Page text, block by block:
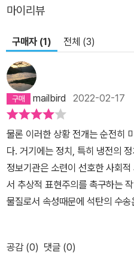
들과의 유대 관계를 재발견하게
도 유구한 전망을 달라진 예술과
이 책은 그런 미래 세대의 출현
념이란 상상하기 어렵다. 그리고
하게 다루어야 할 기준이라면, 기
의미를 지니는지 고려하는 것은
가와 예술가들이 직면한 문제는
아니다. 그 상당수는 좀더 넓은
리의 관례나 방식과도 관련이 있
축 추세가 심지어 탄소 배출량이
로 장식한 으리으리한 고층 빌딩
도에 의해 충족되는 욕구 유형이
인 내가 등장인물을 묘사하는 요
마이리뷰
구매자 (1) 전체 (3)
mailbird 2022-02-17
물론 이러한 상황 전개는 순전히
다. 거기에는 정치, 특히 냉전의
정보기관은 소련이 선호한 사회
서 추상적 표현주의를 촉구하는
물질로서 속성때문에 석탄의 수
하지만 이는 노동력 집중을 필요
석유에는 해당하지 않는다. 이것
공감 (0) 댓글 (0)